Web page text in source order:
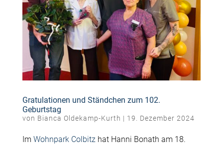
Gratulationen und Ständchen zum 102.
Geburtstag
von Bianca Oldekamp-Kurth | 19. Dezember 2024
Im Wohnpark Colbitz hat Hanni Bonath am 18.